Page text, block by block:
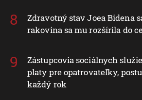
Zdravotný stav Joea Bidena
rakovina sa mu rozšírila do
Zástupcovia sociálnych
platy pre opatrovateľky,
každý rok